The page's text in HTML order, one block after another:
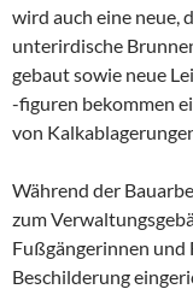
wird auch eine neue,
unterirdische
gebaut sowie neue
-figuren bekommen
von
Während der
zum
Fußgängerinnen und
Beschilderung